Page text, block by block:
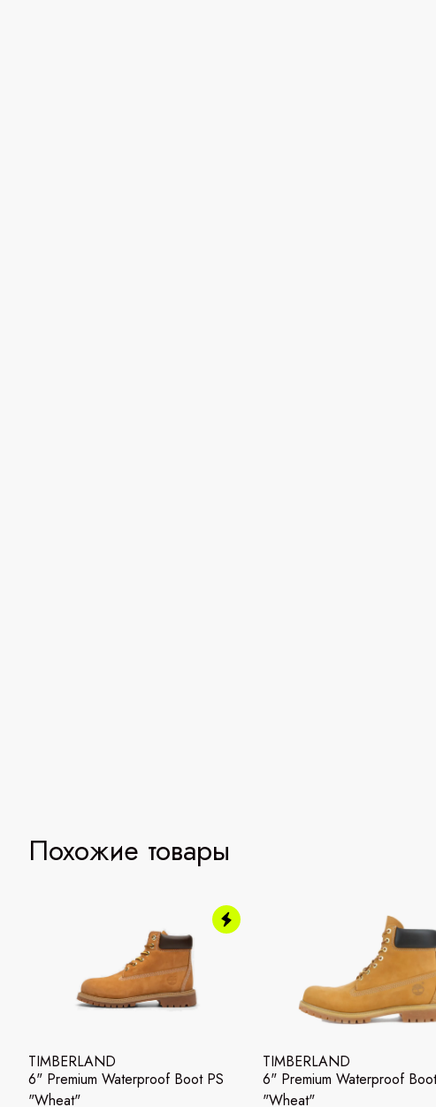
Похожие товары
TIMBERLAND
6" Premium Waterproof Boot PS
"Wheat"
TIMBERLAND
6" Premium Waterproof Boot
"Wheat"